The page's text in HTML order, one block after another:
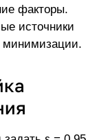
факторы.
источники
минимизации.